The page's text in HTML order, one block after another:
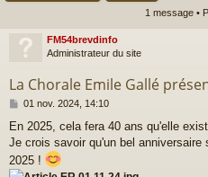
1 message •
FM54brevdinfo
Administrateur du site
La Chorale Emile Gallé
M
s
s
a
g
01 nov. 2024, 14:10
En 2025, cela fera 40 ans qu'elle
Je crois savoir qu'un bel anniversaire
2025 !